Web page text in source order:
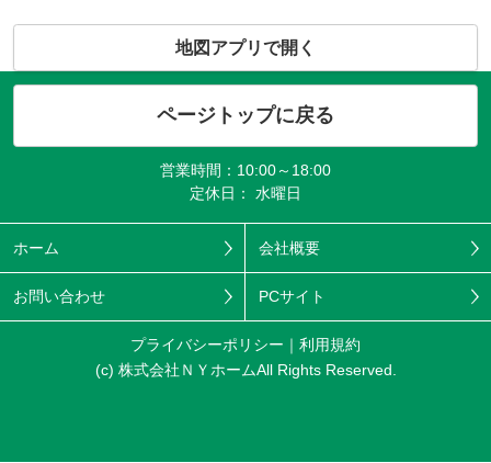
地図アプリで開く
ページトップに戻る
営業時間：10:00～18:00
定休日： 水曜日
ホーム 会社概要
お問い合わせ PCサイト
プライバシーポリシー
利用規約
(c) 株式会社ＮＹホームAll Rights Reserved.